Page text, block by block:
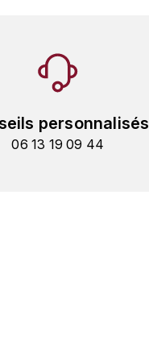
personnalisés
06 13 19 09 44